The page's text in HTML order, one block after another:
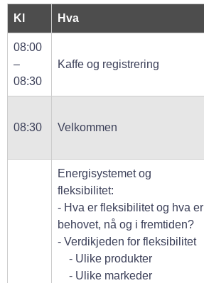
Kl Hva
08:00
–
08:30
Kaffe og registrering
08:30 Velkommen
Energisystemet og
fleksibilitet:
- Hva er fleksibilitet og hva er
behovet, nå og i fremtiden?
- Verdikjeden for fleksibilitet
- Ulike produkter
- Ulike markeder